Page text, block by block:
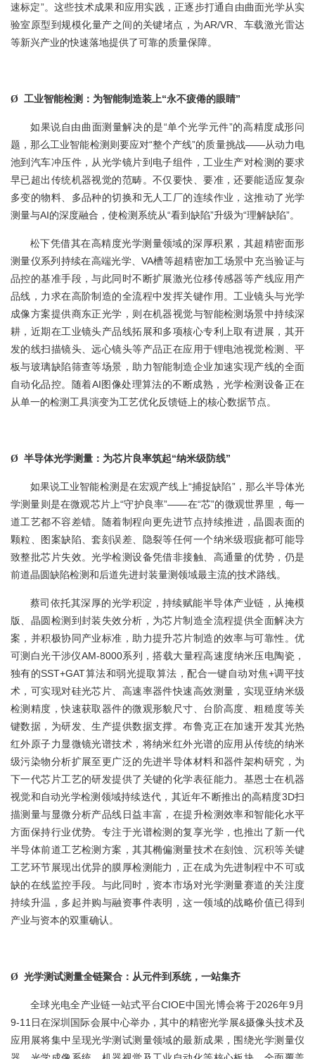
速标定”。这些技术成果和应用实践，正逐步打通自由曲面光学从实
验室原型到规模化量产之间的关键堵点，为AR/VR、车载激光雷达
等新兴产业的快速落地提供了可靠的质量保障。
Ø 工业智能检测：为智能制造装上“永不疲倦的眼睛”
如果说自由曲面测量解决的是“单个光学元件”的高精度成形问
题，那么工业智能检测则要应对“整个产线”的质量挑战——从动力电
池到汽车冲压件，从光学镜片到电子组件，工业生产对检测的要求
早已超出传统机器视觉的范畴。不仅要快、要准，还要能适应复杂
多变的物料、多品种的切换和无人工厂的连续作业，这推动了光学
测量与AI的深度融合，使检测系统从“看到缺陷”升级为“理解缺陷”。
松下凭借其在高精度光学测量领域的深厚积累，其超精密面形
测量仪系列持续在高端光学、VA槽等超精密加工场景中充当验证与
品控的基准手段，与此同时不断扩展激光位移传感器等产线应用产
品线，力求在高阶制造的全流程中发挥关键作用。工业镜头与光学
成像方案提供商东正光学，则在机器视觉与智能检测场景中持续深
耕，近期在工业镜头产品线拓展和多项核心专利上取有进展，其开
发的线扫描镜头、远心镜头等产品正在应用于锂电池视觉检测、平
板与玻璃缺陷筛查等场景，助力智能制造企业加速实现产线的全面
自动化品控。随着AI图像处理算法的不断成熟，光学检测设备正在
从单一的检测工具演变为工艺优化反馈链上的核心数据节点。
Ø 半导体光学测量：为芯片良率筑起“纳米级防线”
如果说工业智能检测是在宏观产线上“捕捉缺陷”，那么半导体光
学测量则是在微观芯片上“守护良率”——在“芯”的微观世界里，每一
道工艺都不容差错。随着制程向更先进节点持续推进，晶圆表面的
颗粒、图案缺陷、套刻误差、隐裂等任何一个纳米级瑕疵都可能导
致整批芯片失效。光学检测设备凭借非接触、高通量的优势，仍是
前道晶圆缺陷检测和后道先进封装量测领域最主流的技术路线。
蔡司依托其深厚的光学积淀，持续赋能半导体产业链，从掩模
版、晶圆检测到封装失效分析，为芯片制造全流程提供全面解决方
案，并积极协同产业标准，助力提升芯片制造的效率与可靠性。优
可测白光干涉仪AM-8000系列，搭载大量程高速度纳米压电陶瓷，
独有的SST+GAT算法和弱光提取算法，配合一键自动对焦+调平技
术，可实现对硅光芯片、高速率器件快速高效测量，实现亚纳米级
检测精度，快速获取器件的微观形貌尺寸、台阶高度、粗糙度等关
键数据，为研发、生产提供数据支撑。布鲁克正在加速开发其光热
红外原子力显微镜光谱技术，将纳米红外光谱的应用从传统的纳米
级污染物分析扩展至更广泛的先进半导体材料和器件架构研究，为
下一代芯片工艺的研发提供了关键的化学表征能力。基恩士在机器
视觉和自动光学检测领域持续迭代，其近年不断推出的高精度3D扫
描测量与显微分析产品线日益丰富，在提升检测效率和智能化水平
方面保持行业优势。专注于光谱检测的复享光学，也推出了新一代
半导体前道工艺检测方案，其其椭偏测量技术在刻蚀、沉积等关键
工艺环节展现出优异的膜厚检测能力，正在成为先进制程中不可或
缺的在线监控手段。与此同时，资本市场对光学测量赛道的关注度
持续升温，多起并购与融资事件表明，这一领域的战略价值已得到
产业与资本的双重确认。
Ø 光学测试测量全链聚合：从元件到系统，一站集齐
全球光电全产业链一站式平台CIOE中国光博会将于2026年9月
9-11日在深圳国际会展中心举办，其中的精密光学展&摄像头技术及
应用展将集中呈现光学测试测量领域的最新成果，围绕光学测量仪